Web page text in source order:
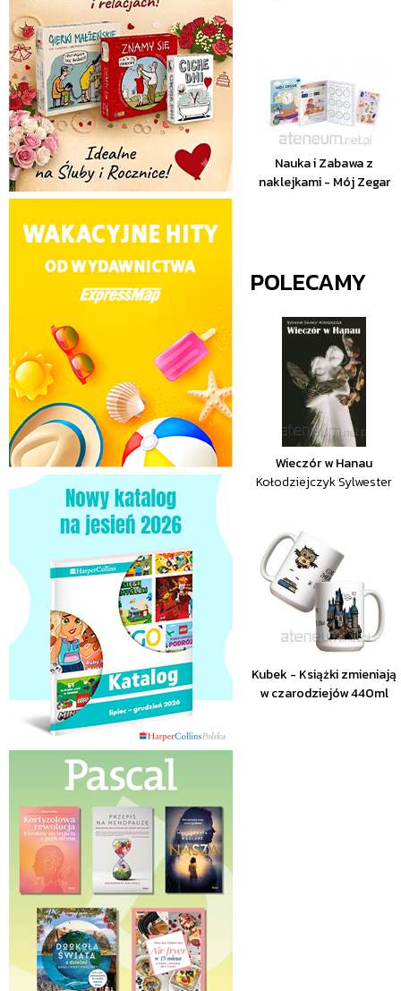
Nauka i Zabawa z
naklejkami - Mój Zegar
POLECAMY
Wieczór w Hanau
Kołodziejczyk Sylwester
Kubek - Książki zmieniają
w czarodziejów 440ml